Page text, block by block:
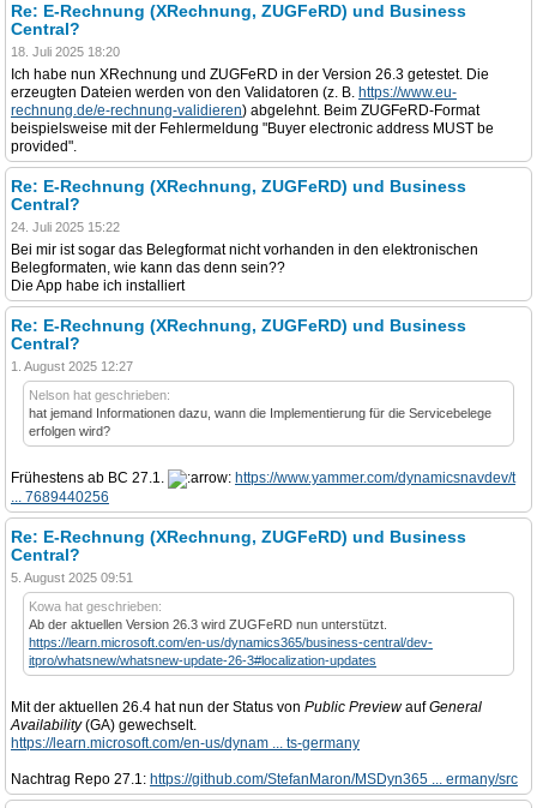
Re: E-Rechnung (XRechnung, ZUGFeRD) und Business
Central?
18. Juli 2025 18:20
Ich habe nun XRechnung und ZUGFeRD in der Version 26.3 getestet. Die
erzeugten Dateien werden von den Validatoren (z. B. https://www.eu-
rechnung.de/e-rechnung-validieren) abgelehnt. Beim ZUGFeRD-Format
beispielsweise mit der Fehlermeldung "Buyer electronic address MUST be
provided".
Re: E-Rechnung (XRechnung, ZUGFeRD) und Business
Central?
24. Juli 2025 15:22
Bei mir ist sogar das Belegformat nicht vorhanden in den elektronischen
Belegformaten, wie kann das denn sein??
Die App habe ich installiert
Re: E-Rechnung (XRechnung, ZUGFeRD) und Business
Central?
1. August 2025 12:27
Nelson hat geschrieben:
hat jemand Informationen dazu, wann die Implementierung für die Servicebelege
erfolgen wird?
Frühestens ab BC 27.1.
https://www.yammer.com/dynamicsnavdev/t
... 7689440256
Re: E-Rechnung (XRechnung, ZUGFeRD) und Business
Central?
5. August 2025 09:51
Kowa hat geschrieben:
Ab der aktuellen Version 26.3 wird ZUGFeRD nun unterstützt.
https://learn.microsoft.com/en-us/dynamics365/business-central/dev-
itpro/whatsnew/whatsnew-update-26-3#localization-updates
Mit der aktuellen 26.4 hat nun der Status von Public PreviewaufGeneral
Availability(GA) gewechselt.
https://learn.microsoft.com/en-us/dynam ... ts-germany
Nachtrag Repo 27.1: https://github.com/StefanMaron/MSDyn365 ... ermany/src